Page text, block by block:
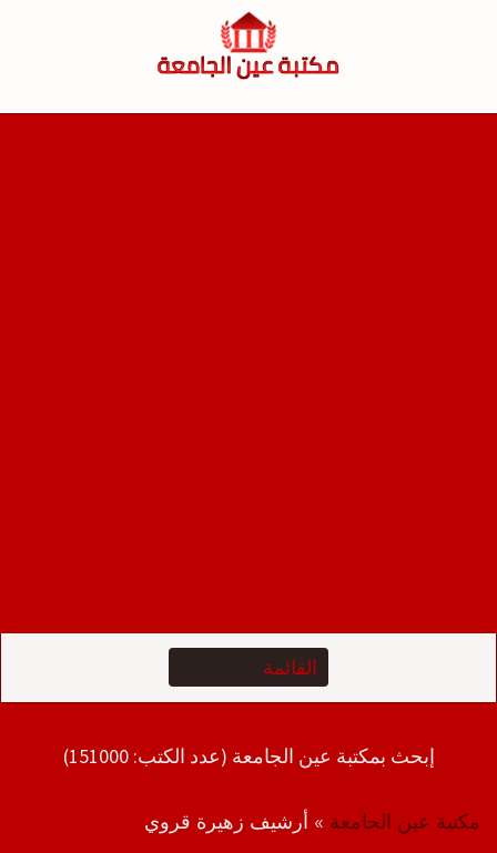
إبحث بمكتبة عين الجامعة (عدد الكتب: 151000)
مكتبة عين الجامعة » أرشيف زهيرة قروي